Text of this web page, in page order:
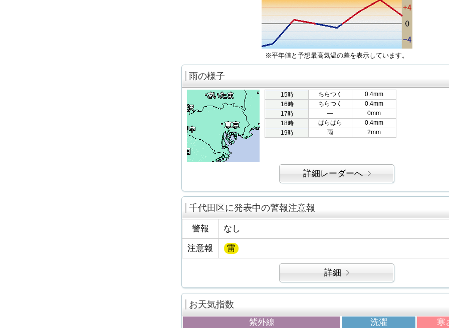
※平年値と予想最高気温の差を表示しています。
雨の様子
15時 ちらつく
0.4mm
16時
ちらつく
0.4mm
17時
―
0mm
18時
ぱらぱら
0.4mm
19時
雨 2mm
詳細レーダーへ
千代田区に発表中の警報注意報
警報 なし
注意報 雷
詳細
お天気指数
紫外線 洗濯 寒